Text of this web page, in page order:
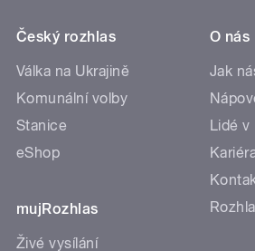
Český rozhlas
Válka na Ukrajině
Komunální volby
Stanice
eShop
mujRozhlas
Živé vysílání
O nás
Jak
Lidé v